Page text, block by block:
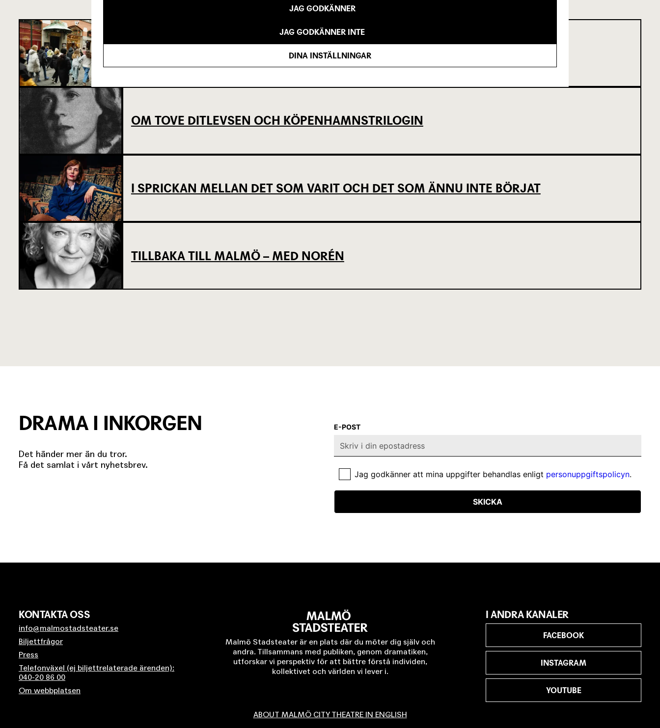
SJU SUPERVIKTIGA MINUTER OM UNGAS RÄTT TILL SCENKONST
OM TOVE DITLEVSEN OCH KÖPENHAMNSTRILOGIN
I SPRICKAN MELLAN DET SOM VARIT OCH DET SOM ÄNNU INTE BÖRJAT
TILLBAKA TILL MALMÖ – MED NORÉN
DRAMA I INKORGEN
Det händer mer än du tror.
Få det samlat i vårt nyhetsbrev.
E-POST
Jag godkänner att mina uppgifter behandlas enligt personuppgiftspolicyn.
SKICKA
KONTAKTA OSS
info@malmostadsteater.se
Biljettfrågor
Press
Telefonväxel (ej biljettrelaterade ärenden):
040-20 86 00
Om webbplatsen
Malmö Stadsteater är en plats där du möter dig själv och
andra. Tillsammans med publiken, genom dramatiken,
utforskar vi perspektiv för att bättre förstå individen,
kollektivet och världen vi lever i.
ABOUT MALMÖ CITY THEATRE IN ENGLISH
I ANDRA KANALER
FACEBOOK
INSTAGRAM
YOUTUBE
JAG GODKÄNNER
JAG GODKÄNNER INTE
DINA INSTÄLLNINGAR